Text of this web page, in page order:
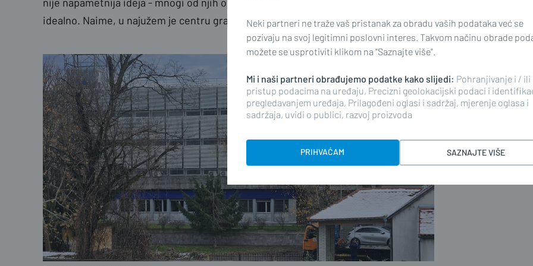
idealno. Naime, u najužem je centru grada, a besplatno.Neki partneri ne traže vaš pristanak za obradu vaših podataka već se
pozivaju na svoj legitimni poslovni interes. Takvom načinu obrade
možete se usprotiviti klikom na "Saznajte više".
Mi i naši partneri obrađujemo podatke kako slijedi: Pohranjivanje i / ili
pristup podacima na uređaju, Precizni geolokacijski podaci i
pregledavanjem uređaja, Prilagođeni oglasi i sadržaj, mjerenje oglasa i
sadržaja, uvidi o publici, razvoj proizvoda
PRIHVAĆAM SAZNAJTE VIŠE